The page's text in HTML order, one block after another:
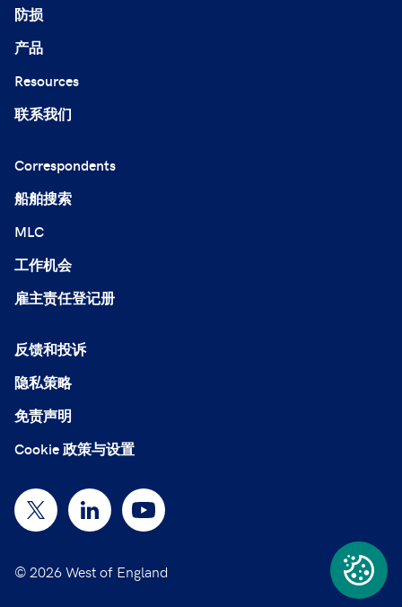
防损
产品
Resources
联系我们
Correspondents
船舶搜索
MLC
工作机会
雇主责任登记册
反馈和投诉
隐私策略
免责声明
Cookie 政策与设置
© 2026 West of England